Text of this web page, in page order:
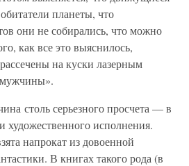
планеты, что
они не собирались, что можно
как все это выяснилось,
на куски лазерным
мужчины».
столь серьезного просчета — в
художественного исполнения.
напрокат из довоенной
В книгах такого рода (в